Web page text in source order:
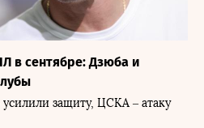
в сентябре: Дзюба и
защиту, ЦСКА – атаку